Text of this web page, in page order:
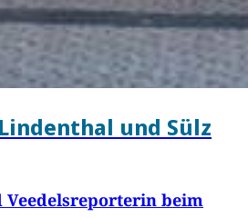
und Sülz
Veedelsreporterin beim